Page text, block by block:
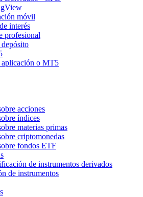
móvil
interés
profesional
aplicación o MT5
acciones
índices
materias primas
criptomonedas
fondos ETF
de instrumentos derivados
de instrumentos